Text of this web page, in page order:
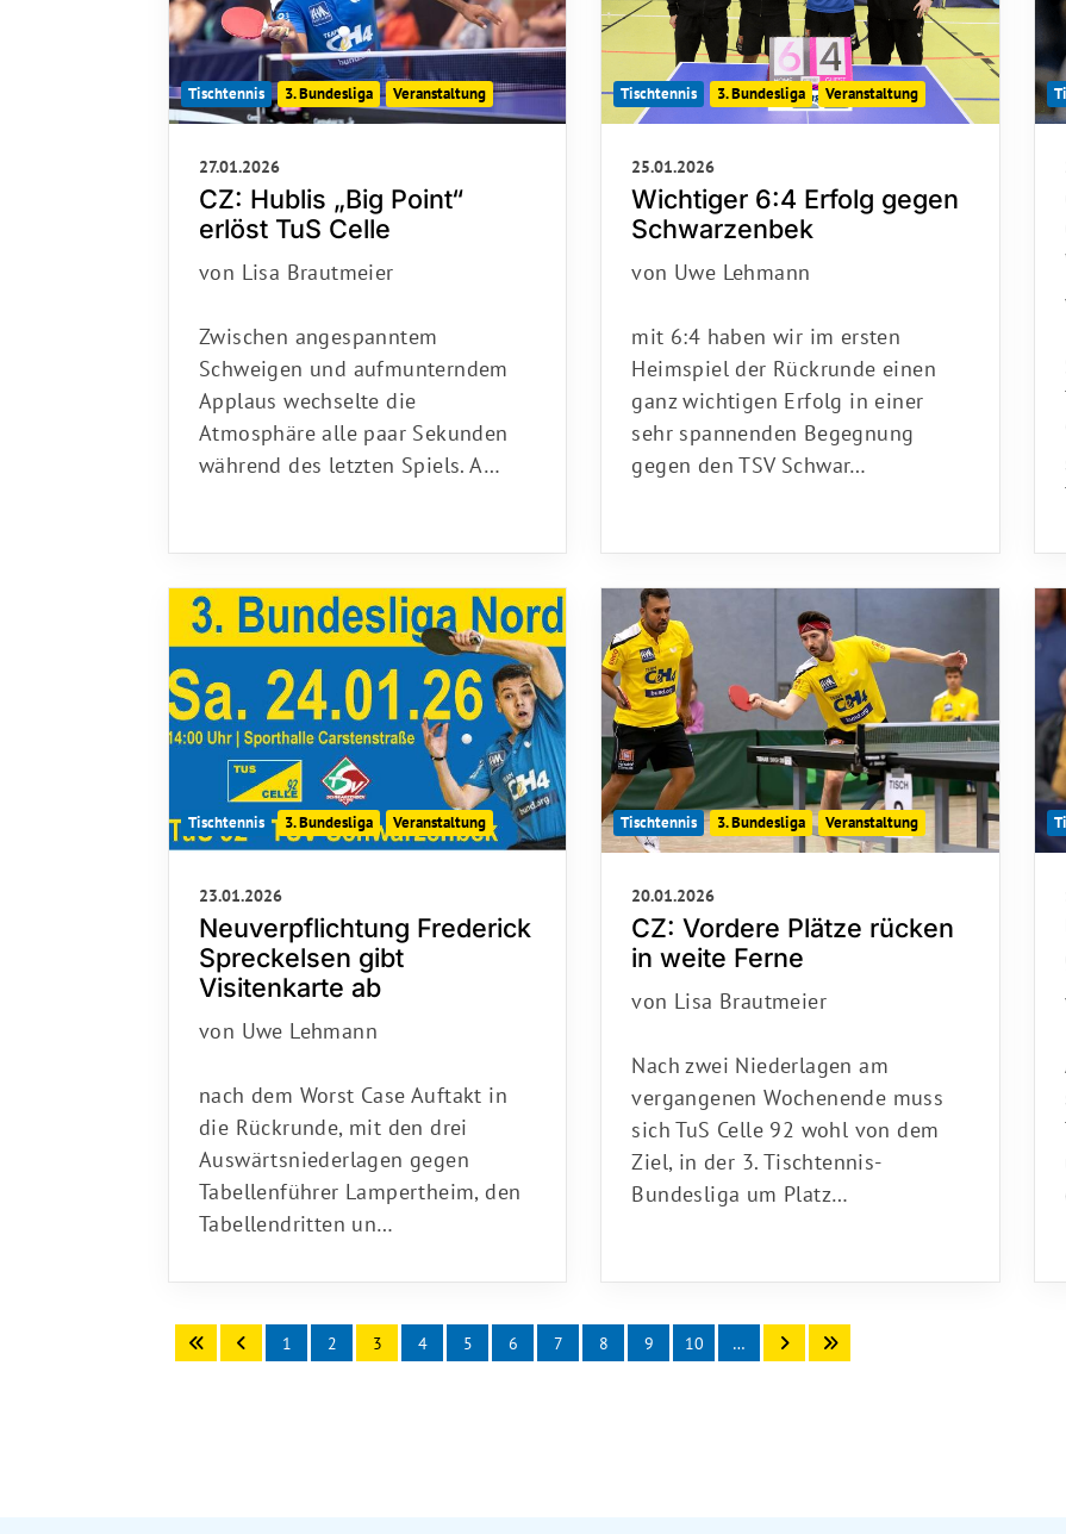
Tischtennis 3. Bundesliga Veranstaltung
27.01.2026
CZ: Hublis „Big Point“
erlöst TuS Celle
von Lisa Brautmeier
Zwischen angespanntem
Schweigen und aufmunterndem
Applaus wechselte die
Atmosphäre alle paar Sekunden
während des letzten Spiels. A…
Tischtennis 3. Bundesliga Veranstaltung
25.01.2026
Wichtiger 6:4 Erfolg gegen
Schwarzenbek
von Uwe Lehmann
mit 6:4 haben wir im ersten
Heimspiel der Rückrunde einen
ganz wichtigen Erfolg in einer
sehr spannenden Begegnung
gegen den TSV Schwar…
Tischtennis 3. Bundesliga Veranstaltung
23.01.2026
Neuverpflichtung Frederick
Spreckelsen gibt
Visitenkarte ab
von Uwe Lehmann
nach dem Worst Case Auftakt in
die Rückrunde, mit den drei
Auswärtsniederlagen gegen
Tabellenführer Lampertheim, den
Tabellendritten un…
Tischtennis 3. Bundesliga Veranstaltung
20.01.2026
CZ: Vordere Plätze rücken
in weite Ferne
von Lisa Brautmeier
Nach zwei Niederlagen am
vergangenen Wochenende muss
sich TuS Celle 92 wohl von dem
Ziel, in der 3. Tischtennis-
Bundesliga um Platz…
1 2 3 4 5 6 7 8 9 10